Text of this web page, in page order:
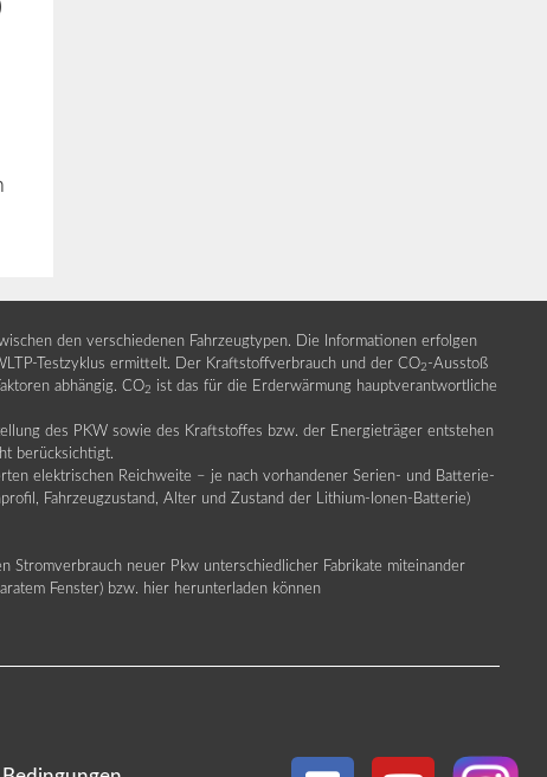
den verschiedenen Fahrzeugtypen. Die Informationen erfolgen
Testzyklus ermittelt. Der Kraftstoffverbrauch und der CO2 -Ausstoß
abhängig. CO2 ist das für die Erderwärmung hauptverantwortliche
des PKW sowie des Kraftstoffes bzw. der Energieträger entstehen
berücksichtigt.
elektrischen Reichweite – je nach vorhandener Serien- und Batterie-
Fahrzeugzustand, Alter und Zustand der Lithium-Ionen-Batterie)
Stromverbrauch neuer Pkw unterschiedlicher Fabrikate miteinander
Fenster) bzw. hier herunterladen können